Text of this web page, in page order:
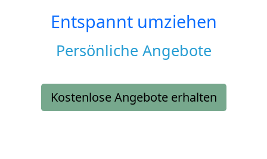
Entspannt umziehen
Persönliche Angebote
Kostenlose Angebote erhalten